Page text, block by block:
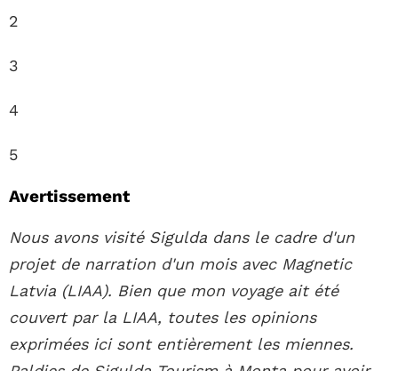
2
3
4
5
Avertissement
Nous avons visité Sigulda dans le cadre d'un
projet de narration d'un mois avec Magnetic
Latvia (LIAA). Bien que mon voyage ait été
couvert par la LIAA, toutes les opinions
exprimées ici sont entièrement les miennes.